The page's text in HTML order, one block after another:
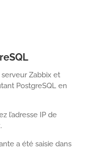
Zabbix et
PostgreSQL en
l’adresse IP de
a été saisie dans